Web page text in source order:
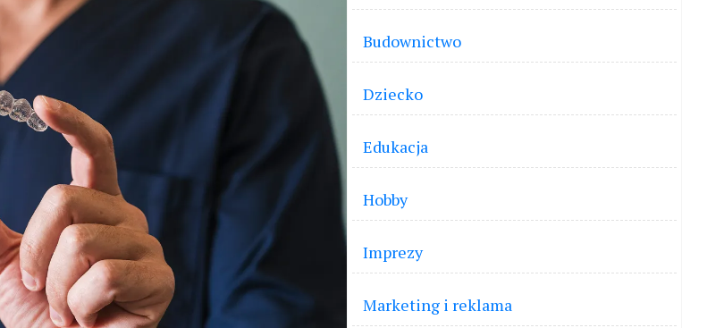
Budownictwo
Dziecko
Edukacja
Hobby
Imprezy
Marketing i reklama